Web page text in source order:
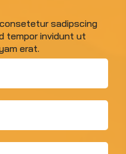
sadipscing
tempor invidunt ut
erat.